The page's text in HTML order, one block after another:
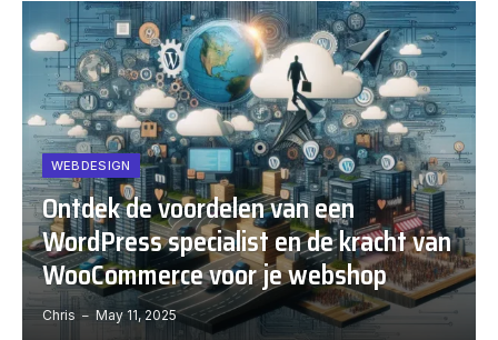
WEBDESIGN
Ontdek de voordelen van een
WordPress specialist en de kracht van
WooCommerce voor je webshop
Chris May 11, 2025